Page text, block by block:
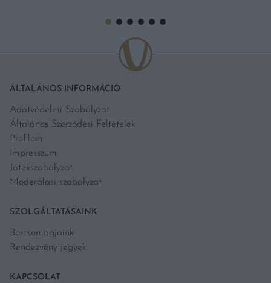
ÁLTALÁNOS INFORMÁCIÓ
Adatvédelmi Szabályzat
Általános Szerződési Feltételek
Profilom
Impresszum
Játékszabályzat
Moderálási szabályzat
SZOLGÁLTATÁSAINK
Borcsomagjaink
Rendezvény jegyek
KAPCSOLAT